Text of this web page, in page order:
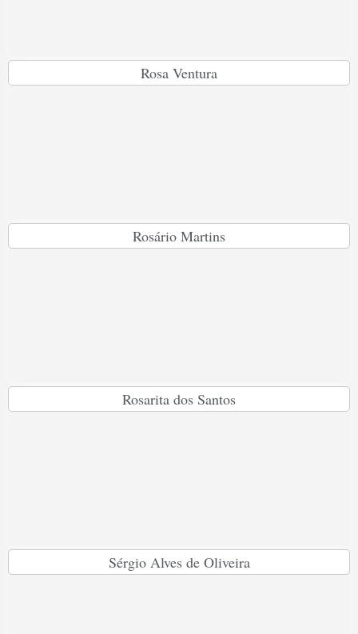
Rosa Ventura
Rosário Martins
Rosarita dos Santos
Sérgio Alves de Oliveira